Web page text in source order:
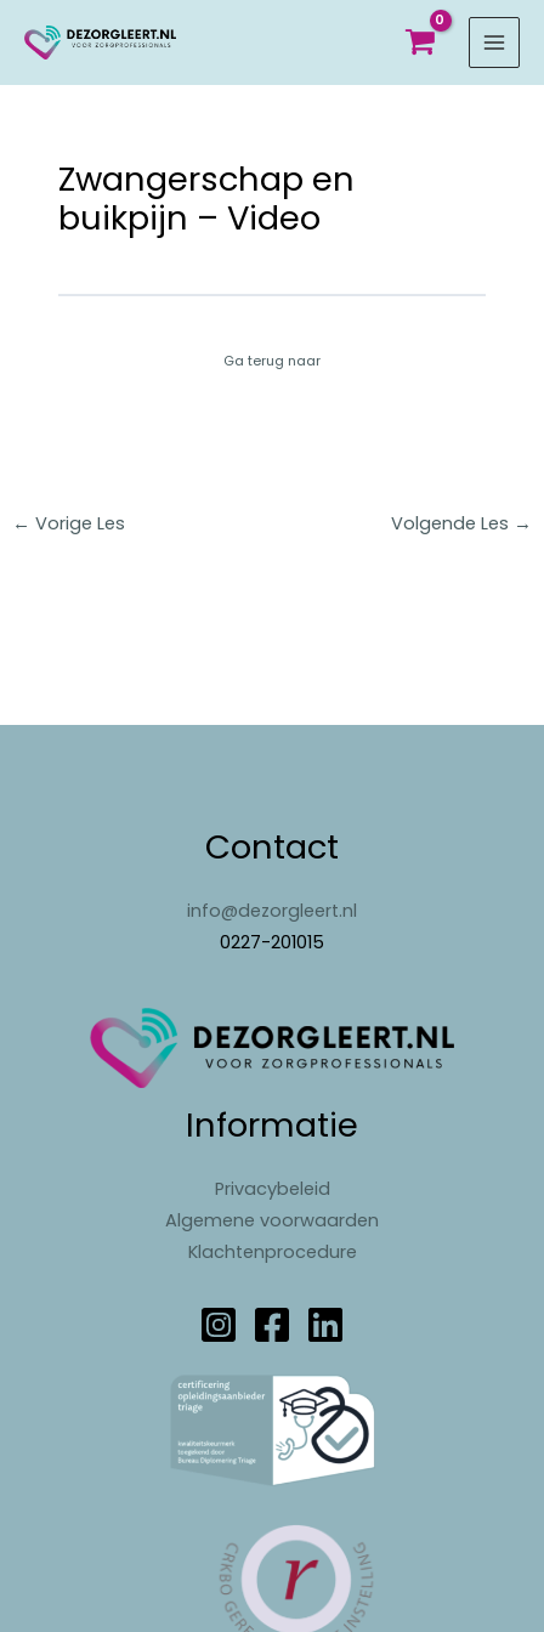
Zwangerschap en
buikpijn – Video
Ga terug naar
← Vorige Les Volgende Les →
Contact
info@dezorgleert.nl
0227-201015
Informatie
Privacybeleid
Algemene voorwaarden
Klachtenprocedure